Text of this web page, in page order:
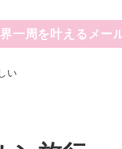
一周を叶えるメ
い